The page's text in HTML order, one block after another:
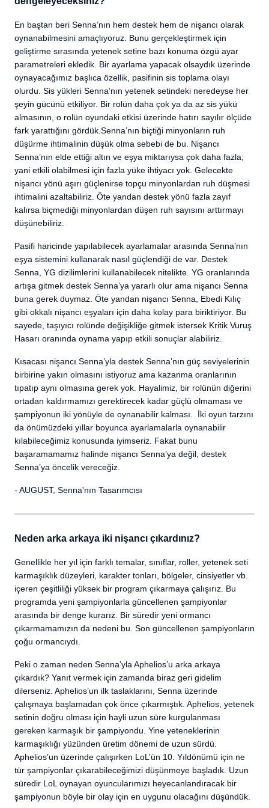
En baştan beri Senna’nın hem destek hem de nişancı olarak
oynanabilmesini amaçlıyoruz. Bunu gerçekleştirmek için
geliştirme sırasında yetenek setine bazı konuma özgü ayar
parametreleri ekledik. Bir ayarlama yapacak olsaydık üzerinde
oynayacağımız başlıca özellik, pasifinin sis toplama olayı
olurdu. Sis yükleri Senna’nın yetenek setindeki neredeyse her
şeyin gücünü etkiliyor. Bir rolün daha çok ya da az sis yükü
almasının, o rolün oyundaki etkisi üzerinde hatırı sayılır ölçüde
fark yarattığını gördük.Senna’nın biçtiği minyonların ruh
düşürme ihtimalinin düşük olma sebebi de bu. Nişancı
Senna’nın elde ettiği altın ve eşya miktarıysa çok daha fazla;
yani etkili olabilmesi için fazla yüke ihtiyacı yok. Gelecekte
nişancı yönü aşırı güçlenirse topçu minyonlardan ruh düşmesi
ihtimalini azaltabiliriz. Öte yandan destek yönü fazla zayıf
kalırsa biçmediği minyonlardan düşen ruh sayısını arttırmayı
düşünebiliriz.
Pasifi haricinde yapılabilecek ayarlamalar arasında Senna’nın
eşya sistemini kullanarak nasıl güçlendiği de var. Destek
Senna, YG dizilimlerini kullanabilecek nitelikte. YG oranlarında
artışa gitmek destek Senna’ya yararlı olur ama nişancı Senna
buna gerek duymaz. Öte yandan nişancı Senna, Ebedi Kılıç
gibi okkalı nişancı eşyaları için daha kolay para biriktiriyor. Bu
sayede, taşıyıcı rolünde değişikliğe gitmek istersek Kritik Vuruş
Hasarı oranında oynama yapıp etkili sonuçlar alabiliriz.
Kısacası nişancı Senna’yla destek Senna’nın güç seviyelerinin
birbirine yakın olmasını istiyoruz ama kazanma oranlarının
tıpatıp aynı olmasına gerek yok. Hayalimiz, bir rolünün diğerini
ortadan kaldırmamızı gerektirecek kadar güçlü olmaması ve
şampiyonun iki yönüyle de oynanabilir kalması. İki oyun tarzını
da önümüzdeki yıllar boyunca ayarlamalarla oynanabilir
kılabileceğimiz konusunda iyimseriz. Fakat bunu
başaramamamız halinde nişancı Senna’ya değil, destek
Senna’ya öncelik vereceğiz.
- AUGUST, Senna'nın Tasarımcısı
Neden arka arkaya iki nişancı çıkardınız?
Genellikle her yıl için farklı temalar, sınıflar, roller, yetenek seti
karmaşıklık düzeyleri, karakter tonları, bölgeler, cinsiyetler vb.
içeren çeşitliliği yüksek bir program çıkarmaya çalışırız. Bu
programda yeni şampiyonlarla güncellenen şampiyonlar
arasında bir denge kurarız. Bir süredir yeni ormancı
çıkarmamamızın da nedeni bu. Son güncellenen şampiyonların
çoğu ormancıydı.
Peki o zaman neden Senna’yla Aphelios’u arka arkaya
çıkardık? Yanıt vermek için zamanda biraz geri gidelim
dilerseniz. Aphelios’un ilk taslaklarını, Senna üzerinde
çalışmaya başlamadan çok önce çıkarmıştık. Aphelios, yetenek
setinin doğru olması için hayli uzun süre kurgulanması
gereken karmaşık bir şampiyondu. Yine yeteneklerinin
karmaşıklığı yüzünden üretim dönemi de uzun sürdü.
Aphelios’un üzerinde çalışırken LoL’ün 10. Yıldönümü için ne
tür şampiyonlar çıkarabileceğimizi düşünmeye başladık. Uzun
süredir LoL oynayan oyuncularımızı heyecanlandıracak bir
şampiyonun böyle bir olay için en uygunu olacağını düşündük.